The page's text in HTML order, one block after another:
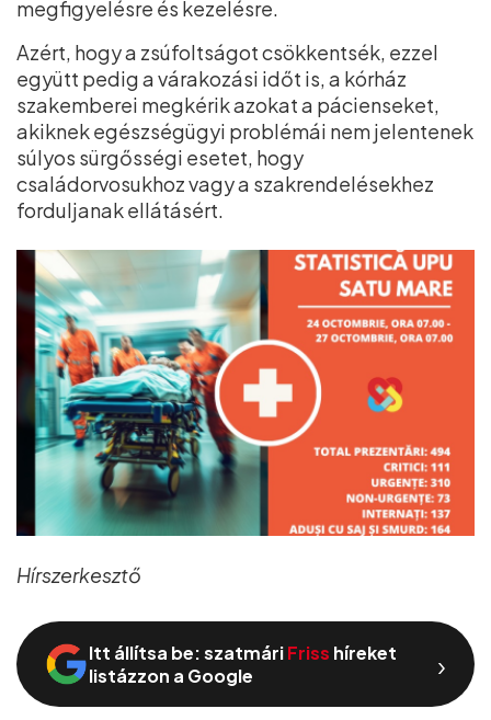
megfigyelésre és kezelésre.
Azért, hogy a zsúfoltságot csökkentsék, ezzel
együtt pedig a várakozási időt is, a kórház
szakemberei megkérik azokat a pácienseket,
akiknek egészségügyi problémái nem jelentenek
súlyos sürgősségi esetet, hogy
családorvosukhoz vagy a szakrendelésekhez
forduljanak ellátásért.
Hírszerkesztő
Itt állítsa be: szatmáriFriss híreket
listázzon a Google
›